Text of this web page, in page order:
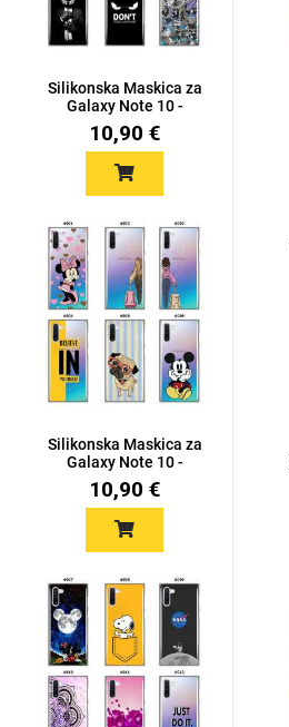
Silikonska Maskica za
Galaxy Note 10 -
Šareni...
10,90 €
Silikonska Maskica za
Galaxy Note 10 -
Šareni...
10,90 €